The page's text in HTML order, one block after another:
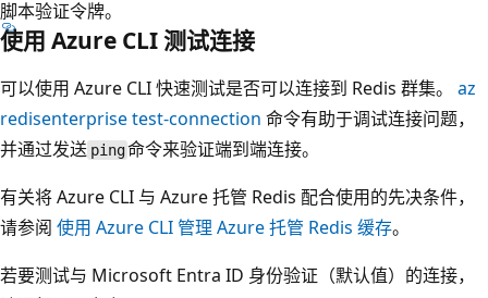
脚本验证令牌。
使用 Azure CLI 测试连接
可以使用 Azure CLI 快速测试是否可以连接到 Redis 群集。 az
redisenterprise test-connection 命令有助于调试连接问题，
并通过发送 ping命令来验证端到端连接。
有关将 Azure CLI 与 Azure 托管 Redis 配合使用的先决条件，
请参阅 使用 Azure CLI 管理 Azure 托管 Redis 缓存。
若要测试与 Microsoft Entra ID 身份验证（默认值）的连接，